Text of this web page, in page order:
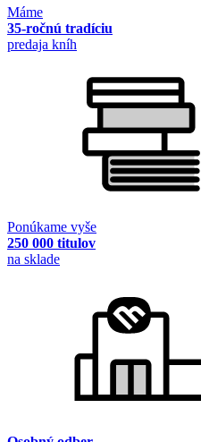
Máme
35-ročnú tradíciu
predaja kníh
Ponúkame vyše
250 000 titulov
na sklade